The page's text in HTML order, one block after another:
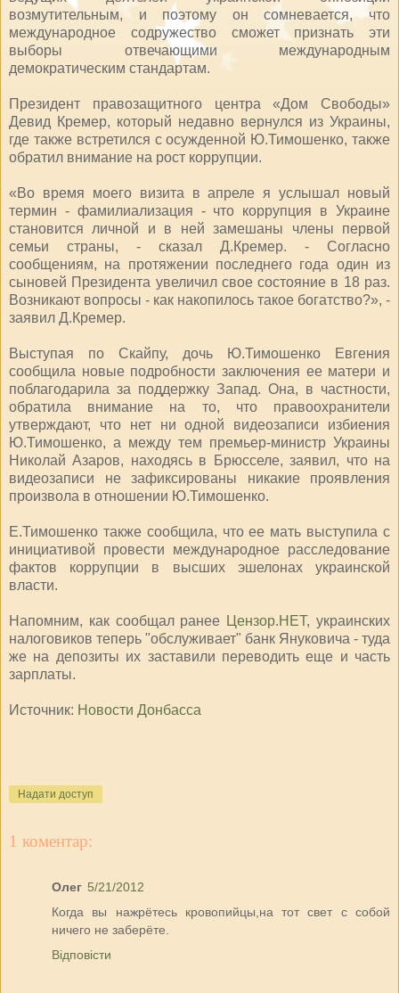
возмутительным, и поэтому он сомневается, что
международное содружество сможет признать эти
выборы отвечающими международным
демократическим стандартам.
Президент правозащитного центра «Дом Свободы»
Девид Кремер, который недавно вернулся из Украины,
где также встретился с осужденной Ю.Тимошенко, также
обратил внимание на рост коррупции.
«Во время моего визита в апреле я услышал новый
термин - фамилиализация - что коррупция в Украине
становится личной и в ней замешаны члены первой
семьи страны, - сказал Д.Кремер. - Согласно
сообщениям, на протяжении последнего года один из
сыновей Президента увеличил свое состояние в 18 раз.
Возникают вопросы - как накопилось такое богатство?», -
заявил Д.Кремер.
Выступая по Скайпу, дочь Ю.Тимошенко Евгения
сообщила новые подробности заключения ее матери и
поблагодарила за поддержку Запад. Она, в частности,
обратила внимание на то, что правоохранители
утверждают, что нет ни одной видеозаписи избиения
Ю.Тимошенко, а между тем премьер-министр Украины
Николай Азаров, находясь в Брюсселе, заявил, что на
видеозаписи не зафиксированы никакие проявления
произвола в отношении Ю.Тимошенко.
Е.Тимошенко также сообщила, что ее мать выступила с
инициативой провести международное расследование
фактов коррупции в высших эшелонах украинской
власти.
Напомним, как сообщал ранее Цензор.НЕТ, украинских
налоговиков теперь "обслуживает" банк Януковича - туда
же на депозиты их заставили переводить еще и часть
зарплаты.
Источник: Новости Донбасса
Надати доступ
1 коментар:
Олег 5/21/2012
Когда вы нажрётесь кровопийцы,на тот свет с собой
ничего не заберёте.
Відповісти